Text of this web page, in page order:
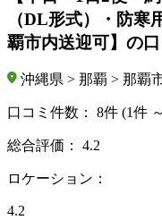
（DL形式）・防寒
覇市内送迎可】の
沖縄県 > 那覇 > 那覇
口コミ件数： 8件 (1件
総合評価： 4.2
ロケーション：
4.2